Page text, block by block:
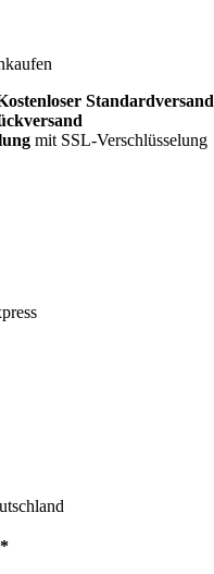
Standardversand
mit SSL-Verschlüsselung